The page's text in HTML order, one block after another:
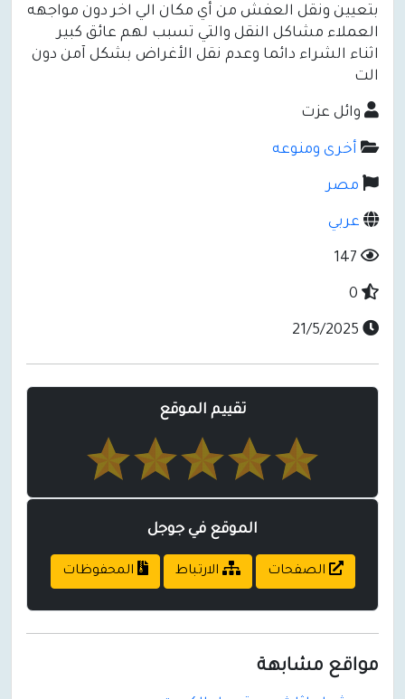
بتعيين ونقل العفش من أي مكان الي اخر دون مواجهه
العملاء مشاكل النقل والتي تسبب لهم عائق كبير
اثناء الشراء دائما وعدم نقل الأغراض بشكل آمن دون
الت
وائل عزت
أخرى ومنوعه
مصر
عربي
تقييم الموقع
الموقع في جوجل
الصفحات الارتباط المحفوظات
مواقع مشابهة